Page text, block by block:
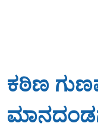
ಕಠಿಣ